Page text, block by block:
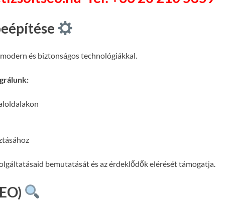
és biztonságos technológiákkal.
bemutatását és az érdeklődők elérését támogatja.